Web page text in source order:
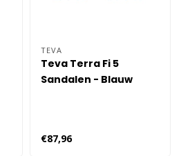
TEVA
Teva Terra Fi 5
Sandalen - Blauw
€87,96